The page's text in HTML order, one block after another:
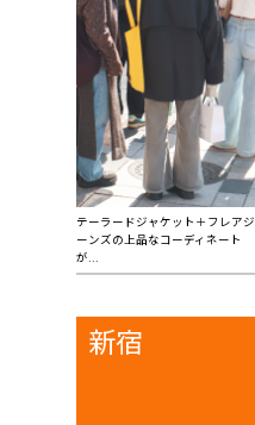
テーラードジャケット＋フレアジ
ーンズの上品なコーディネート
が...
新宿